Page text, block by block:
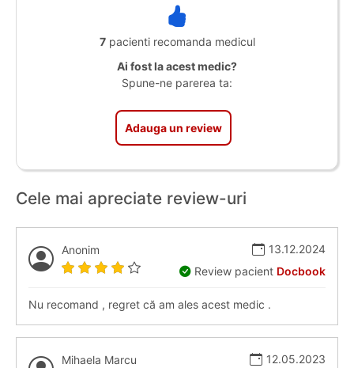
7pacienti recomanda medicul
Ai fost la acest medic?
Spune-ne parerea ta:
Adauga un review
Cele mai apreciate review-uri
Anonim
13.12.2024
Review pacient Docbook
Nu recomand , regret că am ales acest medic .
Mihaela Marcu
12.05.2023